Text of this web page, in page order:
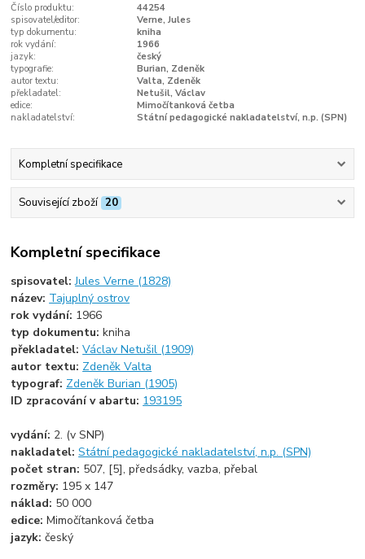
Číslo produktu:
44254
spisovatel/editor:
Verne, Jules
typ dokumentu:
kniha
rok vydání:
1966
jazyk:
český
typografie:
Burian, Zdeněk
autor textu:
Valta, Zdeněk
překladatel:
Netušil, Václav
edice:
Mimočítanková četba
nakladatelství:
Státní pedagogické nakladatelství, n.p. (SPN)
Kompletní specifikace
Související zboží 20
Kompletní specifikace
spisovatel:Jules Verne (1828)
název: Tajuplný ostrov
rok vydání: 1966
typ dokumentu:kniha
překladatel:Václav Netušil (1909)
autor textu: Zdeněk Valta
typograf: Zdeněk Burian (1905)
ID zpracování v abartu: 193195
vydání: 2. (v SNP)
nakladatel:Státní pedagogické nakladatelství, n.p. (SPN)
počet stran: 507, [5], předsádky, vazba, přebal
rozměry: 195 x 147
náklad: 50 000
edice:Mimočítanková četba
jazyk:český